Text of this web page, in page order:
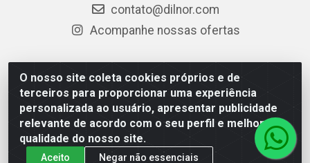
O nosso site coleta cookies próprios e de
terceiros para proporcionar uma experiência
personalizada ao usuário, apresentar publicidade
relevante de acordo com o seu perfil e melhorar a
qualidade do nosso site.
Aceito Negar não essenciais
contato@dilnor.com
Acompanhe nossas ofertas
Dilnor Distribuidora - Rua Professor Joaquim Cavalcanti,
975 - Iputinga - Recife/PE - CEP 50800-010 - CNPJ
04.054.534/0001-51